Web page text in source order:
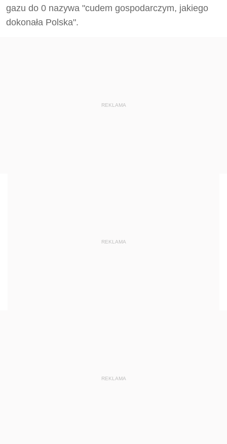
gazu do 0 nazywa "cudem gospodarczym, jakiego
dokonała Polska".
REKLAMA
REKLAMA
REKLAMA